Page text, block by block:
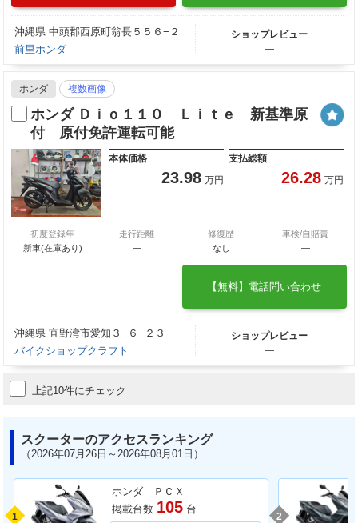
沖縄県 中頭郡西原町翁長５５６−２
前里ホンダ
ショップレビュー
―
ホンダ 複数画像
ホンダ Ｄｉｏ１１０ Ｌｉｔｅ 新基準原
付 原付免許運転可能
本体価格
23.98 万円
支払総額
26.28 万円
初度登録年
新車(在庫あり)
走行距離
―
修復歴
なし
車検/自賠責
―
【無料】電話問い合わせ
沖縄県 宜野湾市愛知３−６−２３
バイクショップクラフト
ショップレビュー
―
上記10件にチェック
スクーターのアクセスランキング
（2026年07月26日～2026年08月01日）
1
ホンダ ＰＣＸ
掲載台数 105 台
2